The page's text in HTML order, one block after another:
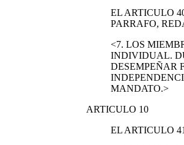
EL ARTICULO
PARRAFO,
<7. LOS
INDIVIDUAL.
DESEMPEÑAR
MANDATO.>
ARTICULO 10
EL ARTICULO